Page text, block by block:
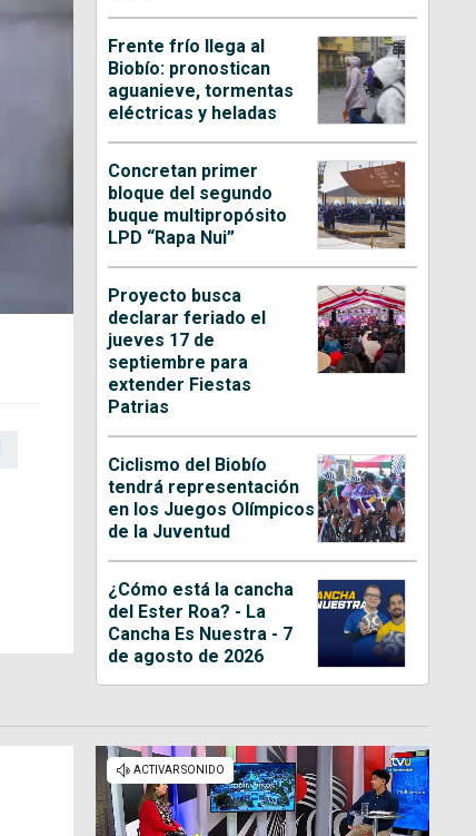
Frente frío llega al
Biobío: pronostican
aguanieve, tormentas
eléctricas y heladas
Concretan primer
bloque del segundo
buque multipropósito
LPD “Rapa Nui”
Proyecto busca
declarar feriado el
jueves 17 de
septiembre para
extender Fiestas
Patrias
Ciclismo del Biobío
tendrá representación
en los Juegos Olímpicos
de la Juventud
¿Cómo está la cancha
del Ester Roa? - La
Cancha Es Nuestra - 7
de agosto de 2026